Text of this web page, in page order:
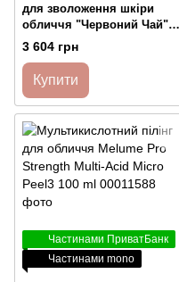
для зволоження шкіри
обличчя "Червоний Чай"
Circadia Red Tea mask 236ml
3 604 грн
Купити
Частинами ПриватБанк
Частинами mono